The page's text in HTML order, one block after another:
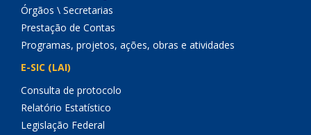
Órgãos \ Secretarias
Prestação de Contas
Programas, projetos, ações, obras e atividades
E-SIC (LAI)
Consulta de protocolo
Relatório Estatístico
Legislação Federal